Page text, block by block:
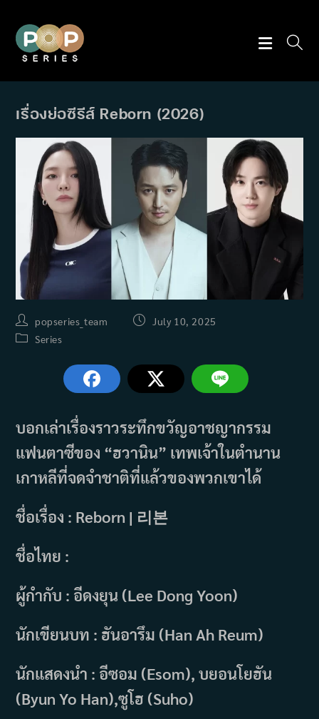
content
เรื่องย่อซีรีส์ Reborn (2026)
Post
author:
popseries_team
Post July 10, 2025
PostSeries
บอกเล่าเรื่องราวระทึกขวัญอาชญากรรม
แฟนตาซีของ “ฮวานิน” เทพเจ้าในตำนาน
เกาหลีที่จดจำชาติที่แล้วของพวกเขาได้
ชื่อเรื่อง : Reborn | 리본
ชื่อไทย :
ผู้กำกับ : อีดงยุน (Lee Dong Yoon)
นักเขียนบท : ฮันอารึม (Han Ah Reum)
นักแสดงนำ : อีซอม (Esom), บยอนโยฮัน
(Byun Yo Han),ซูโฮ (Suho)